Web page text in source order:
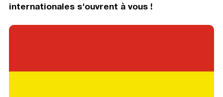
internationales s'ouvrent à vous !